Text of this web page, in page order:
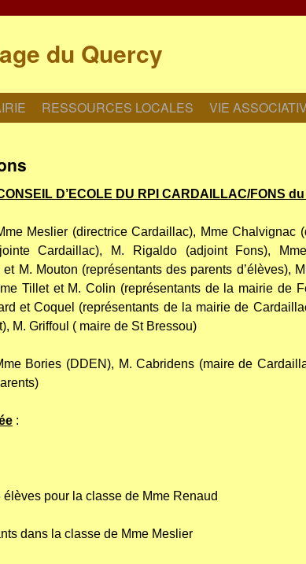
du Quercy
RESSOURCES LOCALES VIE
D’ECOLE DU RPI CARDAILLAC/FONS
Meslier (directrice Cardaillac), Mme Chalvignac
Cardaillac), M. Rigaldo (adjoint Fons),
M. Mouton (représentants des parents d’élèves),
Tillet et M. Colin (représentants de la mairie de
et Coquel (représentants de la mairie de
M. Griffoul ( maire de St Bressou)
Bories (DDEN), M. Cabridens (maire de
:
élèves pour la classe de Mme Renaud
dans la classe de Mme Meslier